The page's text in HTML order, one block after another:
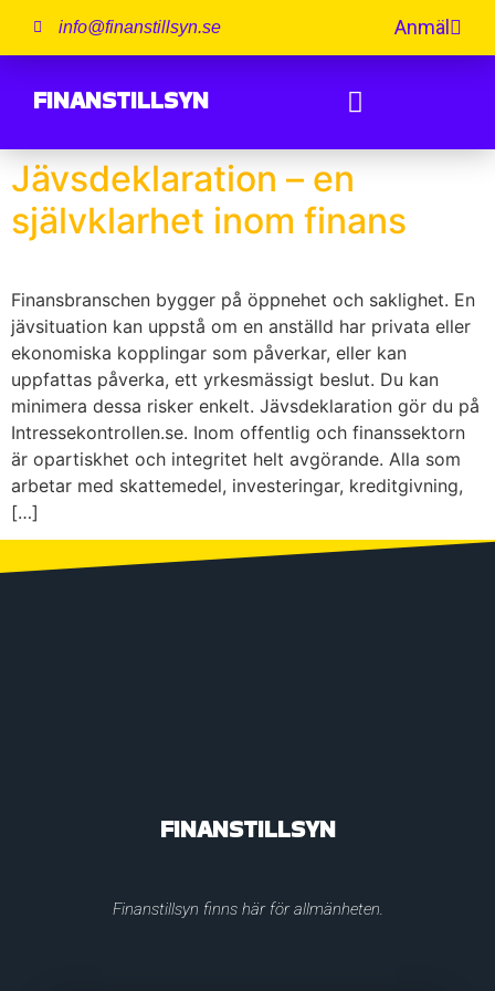
info@finanstillsyn.se Anmäl
FINANSTILLSYN
Jävsdeklaration – en
självklarhet inom finans
Finansbranschen bygger på öppnehet och saklighet. En
jävsituation kan uppstå om en anställd har privata eller
ekonomiska kopplingar som påverkar, eller kan
uppfattas påverka, ett yrkesmässigt beslut. Du kan
minimera dessa risker enkelt. Jävsdeklaration gör du på
Intressekontrollen.se. Inom offentlig och finanssektorn
är opartiskhet och integritet helt avgörande. Alla som
arbetar med skattemedel, investeringar, kreditgivning,
[…]
FINANSTILLSYN
Finanstillsyn finns här för allmänheten.